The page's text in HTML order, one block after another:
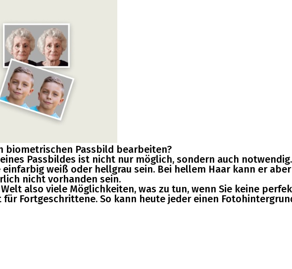
biometrischen Passbild bearbeiten?
Passbildes ist nicht nur möglich, sondern auch
weiß oder hellgrau sein. Bei hellem Haar kann er
nicht vorhanden sein.
also viele Möglichkeiten, was zu tun, wenn Sie keine
Fortgeschrittene. So kann heute jeder einen